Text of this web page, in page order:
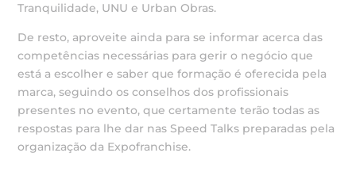
Tranquilidade, UNU e Urban Obras.
De resto, aproveite ainda para se informar acerca das
competências necessárias para gerir o negócio que
está a escolher e saber que formação é oferecida pela
marca, seguindo os conselhos dos profissionais
presentes no evento, que certamente terão todas as
respostas para lhe dar nas Speed Talks preparadas pela
organização da Expofranchise.